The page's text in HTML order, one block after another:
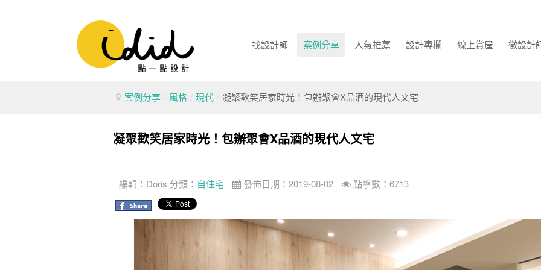
找設計師 案例分享 人氣推薦 設計專欄 線上賞屋 徵設計
案例分享 / 風格 / 現代 / 凝聚歡笑居家時光！包辦聚會X品酒的現代人文宅
凝聚歡笑居家時光！包辦聚會X品酒的現代人文宅
編輯： Doris 分類： 自住宅 發佈日期：2019-08-02 點擊數：6713